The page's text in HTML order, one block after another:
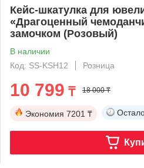
Кейс-шкатулка для
«Драгоценный
замочком (Розовый)
В наличии
Код: SS-KSH12
Розница
10 799 ₸ 18 000 ₸
Экономия 7201 ₸